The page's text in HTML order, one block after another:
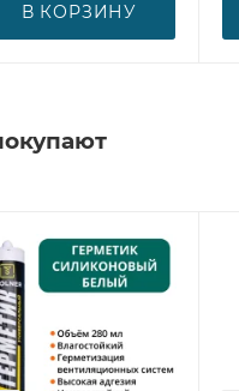
В КОРЗИНУ